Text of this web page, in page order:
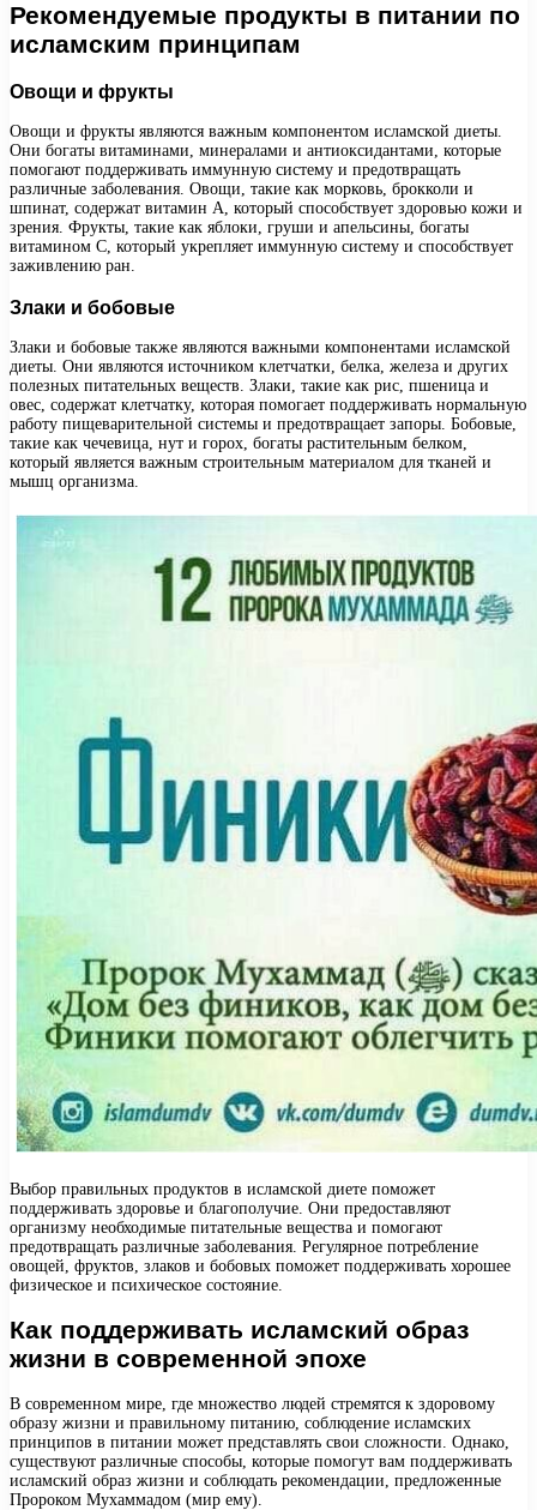
Рекомендуемые продукты в питании по
исламским принципам
Овощи и фрукты
Овощи и фрукты являются важным компонентом исламской диеты.
Они богаты витаминами, минералами и антиоксидантами, которые
помогают поддерживать иммунную систему и предотвращать
различные заболевания. Овощи, такие как морковь, брокколи и
шпинат, содержат витамин А, который способствует здоровью кожи и
зрения. Фрукты, такие как яблоки, груши и апельсины, богаты
витамином C, который укрепляет иммунную систему и способствует
заживлению ран.
Злаки и бобовые
Злаки и бобовые также являются важными компонентами исламской
диеты. Они являются источником клетчатки, белка, железа и других
полезных питательных веществ. Злаки, такие как рис, пшеница и
овес, содержат клетчатку, которая помогает поддерживать нормальную
работу пищеварительной системы и предотвращает запоры. Бобовые,
такие как чечевица, нут и горох, богаты растительным белком,
который является важным строительным материалом для тканей и
мышц организма.
Выбор правильных продуктов в исламской диете поможет
поддерживать здоровье и благополучие. Они предоставляют
организму необходимые питательные вещества и помогают
предотвращать различные заболевания. Регулярное потребление
овощей, фруктов, злаков и бобовых поможет поддерживать хорошее
физическое и психическое состояние.
Как поддерживать исламский образ
жизни в современной эпохе
В современном мире, где множество людей стремятся к здоровому
образу жизни и правильному питанию, соблюдение исламских
принципов в питании может представлять свои сложности. Однако,
существуют различные способы, которые помогут вам поддерживать
исламский образ жизни и соблюдать рекомендации, предложенные
Пророком Мухаммадом (мир ему).